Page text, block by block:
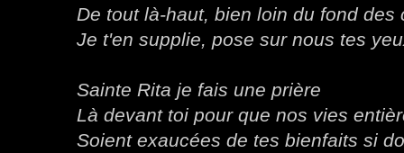
De tout là-haut, bien loin du fond des
Je t'en supplie, pose sur nous tes
Sainte Rita je fais une prière
Là devant toi pour que nos vies
Soient exaucées de tes bienfaits si